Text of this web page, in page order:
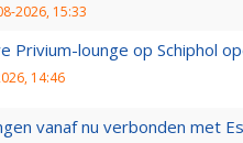
2026, 15:33
Privium-lounge op Schiphol
14:46
vanaf nu verbonden met